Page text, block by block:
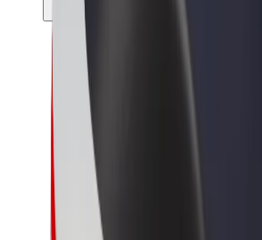
Sõidud
Tõukerattad
Bolt Market
Bolt Food
Bolt Drive
Bolt for Business
Elektrijalgrattad